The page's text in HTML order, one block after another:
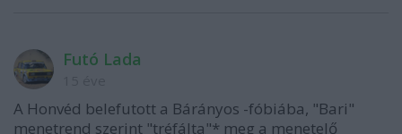
Futó Lada
A Honvéd belefutott a Bárányos -fóbiába, "Bari"
menetrend szerint "tréfálta"* meg a menetelő